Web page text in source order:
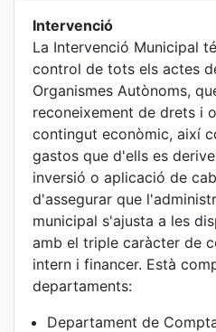
Intervenció
La Intervenció Municipal
control de tots els actes
Organismes Autònoms,
reconeixement de drets i
contingut econòmic, així
gastos que d'ells es
inversió o aplicació de
d'assegurar que
municipal s'ajusta a les
amb el triple caràcter de
intern i financer. Està
departaments:
Departament de